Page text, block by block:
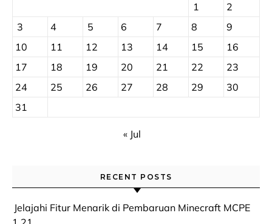
1
2
3
4 5 6 7 8
9
10
11 12 13 14 15
16
17
18 19 20 21 22
23
24
25 26 27 28 29
30
31
« Jul
RECENT POSTS
Jelajahi Fitur Menarik di Pembaruan Minecraft MCPE